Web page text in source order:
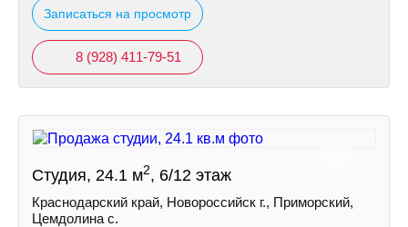
Записаться на просмотр
8 (928) 411-79-51
Студия, 24.1 м2, 6/12 этаж
Краснодарский край, Новороссийск г., Приморский,
Цемдолина с.